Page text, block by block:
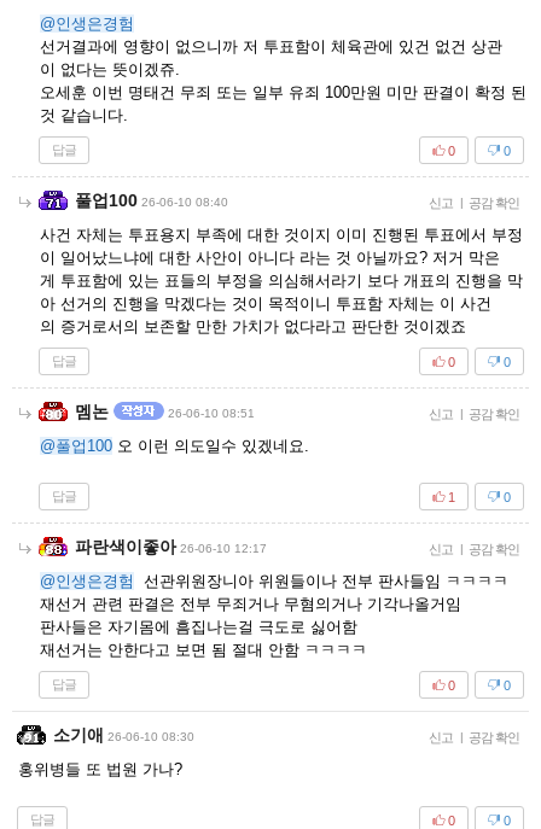
@인생은경험
선거결과에 영향이 없으니까 저 투표함이 체육관에 있건 없건 상관
이 없다는 뜻이겠쥬.
오세훈 이번 명태건 무죄 또는 일부 유죄 100만원 미만 판결이 확정 된
것 같습니다.
답글 0
0
풀업100 26-06-10 08:40 신고 | 공감 확인
사건 자체는 투표용지 부족에 대한 것이지 이미 진행된 투표에서 부정
이 일어났느냐에 대한 사안이 아니다 라는 것 아닐까요? 저거 막은
게 투표함에 있는 표들의 부정을 의심해서라기 보다 개표의 진행을 막
아 선거의 진행을 막겠다는 것이 목적이니 투표함 자체는 이 사건
의 증거로서의 보존할 만한 가치가 없다라고 판단한 것이겠죠
답글 0
0
멤논 26-06-10 08:51 신고 | 공감 확인
@풀업100 오 이런 의도일수 있겠네요.
답글 0
1
파란색이좋아 26-06-10 12:17 신고 | 공감 확인
@인생은경험
선관위원장니아 위원들이나 전부 판사들임 ㅋㅋㅋㅋ
재선거 관련 판결은 전부 무죄거나 무혐의거나 기각나올거임
판사들은 자기몸에 흠집나는걸 극도로 싫어함
재선거는 안한다고 보면 됨 절대 안함 ㅋㅋㅋㅋ
답글 0
0
소기애 26-06-10 08:30 신고 | 공감 확인
홍위병들 또 법원 가나?
답글 0
0